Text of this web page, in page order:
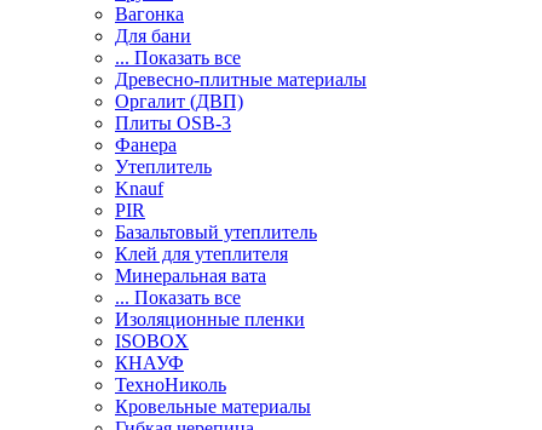
Вагонка
Для бани
... Показать все
Древесно-плитные материалы
Оргалит (ДВП)
Плиты OSB-3
Фанера
Утеплитель
Knauf
PIR
Базальтовый утеплитель
Клей для утеплителя
Минеральная вата
... Показать все
Изоляционные пленки
ISOBOX
КНАУФ
ТехноНиколь
Кровельные материалы